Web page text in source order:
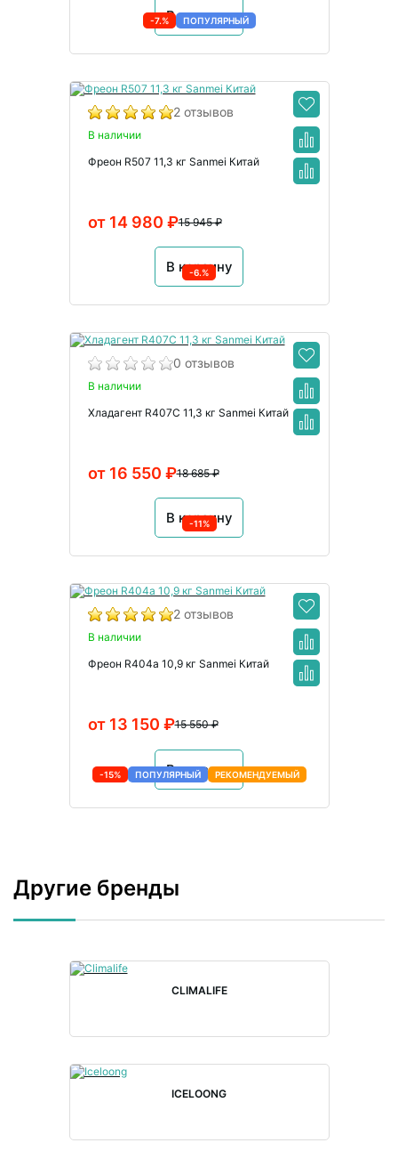
В корзину
-7.% ПОПУЛЯРНЫЙ
2 отзывов
В наличии
Фреон R507 11,3 кг Sanmei Китай
15 945 ₽
от 14 980 ₽
В корзину
-6.%
0 отзывов
В наличии
Хладагент R407C 11,3 кг Sanmei Китай
18 685 ₽
от 16 550 ₽
В корзину
-11%
2 отзывов
В наличии
Фреон R404a 10,9 кг Sanmei Китай
15 550 ₽
от 13 150 ₽
В корзину
-15% ПОПУЛЯРНЫЙ РЕКОМЕНДУЕМЫЙ
Другие бренды
CLIMALIFE
ICELOONG